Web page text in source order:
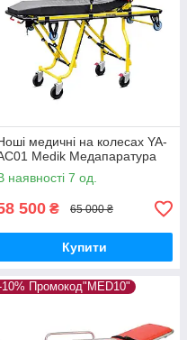
медичні на колесах YA-
Medik Медапаратура
наявності 7 од.
500 ₴ 65 000 ₴
Купити
10% Промокод"MED10"